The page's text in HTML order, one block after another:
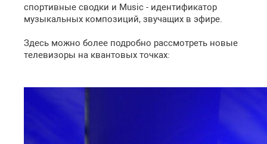
спортивные сводки и Music - идентификатор
музыкальных композиций, звучащих в эфире.
Здесь можно более подробно рассмотреть новые
телевизоры на квантовых точках: